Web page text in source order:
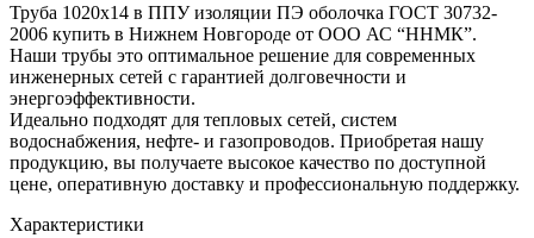
Труба 1020х14 в ППУ изоляции ПЭ оболочка ГОСТ 30732-
2006 купить в Нижнем Новгороде от ООО АС “ННМК”.
Наши трубы это оптимальное решение для современных
инженерных сетей с гарантией долговечности и
энергоэффективности.
Идеально подходят для тепловых сетей, систем
водоснабжения, нефте- и газопроводов. Приобретая нашу
продукцию, вы получаете высокое качество по доступной
цене, оперативную доставку и профессиональную поддержку.
Характеристики